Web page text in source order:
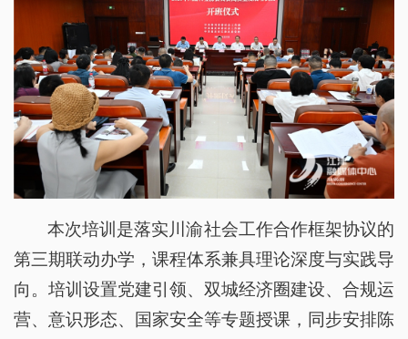
本次培训是落实川渝社会工作合作框架协议的
第三期联动办学，课程体系兼具理论深度与实践导
向。培训设置党建引领、双城经济圈建设、合规运
营、意识形态、国家安全等专题授课，同步安排陈